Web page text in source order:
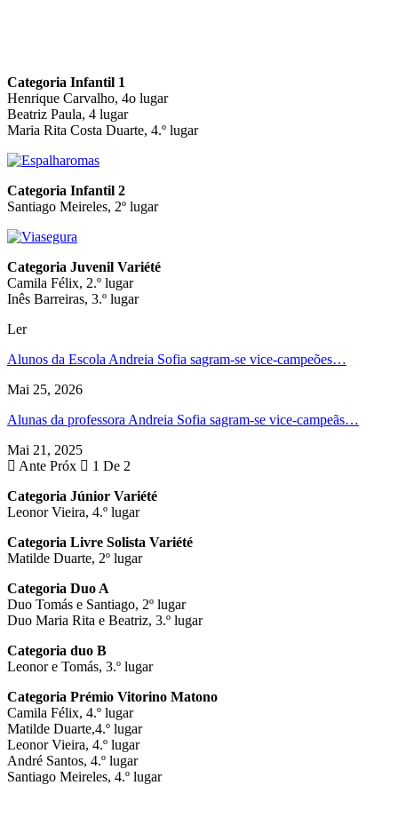
Categoria Infantil 1
Henrique Carvalho, 4o lugar
Beatriz Paula, 4 lugar
Maria Rita Costa Duarte, 4.º lugar
Categoria Infantil 2
Santiago Meireles, 2º lugar
Categoria Juvenil Variété
Camila Félix, 2.º lugar
Inês Barreiras, 3.º lugar
Ler
Alunos da Escola Andreia Sofia sagram-se vice-campeões…
Mai 25, 2026
Alunas da professora Andreia Sofia sagram-se vice-campeãs…
Mai 21, 2025
Ante Próx
1 De 2
Categoria Júnior Variété
Leonor Vieira, 4.º lugar
Categoria Livre Solista Variété
Matilde Duarte, 2º lugar
Categoria Duo A
Duo Tomás e Santiago, 2º lugar
Duo Maria Rita e Beatriz, 3.º lugar
Categoria duo B
Leonor e Tomás, 3.º lugar
Categoria Prémio Vitorino Matono
Camila Félix, 4.º lugar
Matilde Duarte,4.º lugar
Leonor Vieira, 4.º lugar
André Santos, 4.º lugar
Santiago Meireles, 4.º lugar